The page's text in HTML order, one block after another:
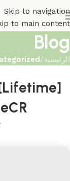
Skip to navigation
to main content
Blog
الرئيسية/